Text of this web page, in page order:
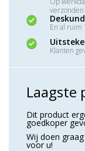
verzonden
En al ruim
Klanten
Laagste
Dit product
goedkoper
Wij doen
voor u!